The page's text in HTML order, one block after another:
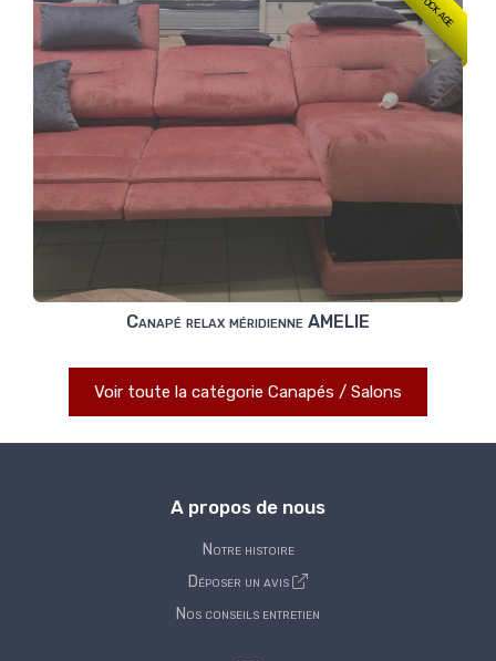
Canapé relax méridienne AMELIE
Voir toute la catégorie Canapés / Salons
A propos de nous
Notre histoire
Déposer un avis
Nos conseils entretien